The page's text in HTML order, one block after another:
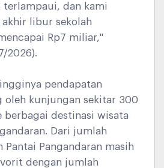
terlampaui, dan kami
libur sekolah
Rp7 miliar,"
2026).
pendapatan
oleh kunjungan sekitar 300
berbagai destinasi wisata
Dari jumlah
Pantai Pangandaran masih
dengan jumlah